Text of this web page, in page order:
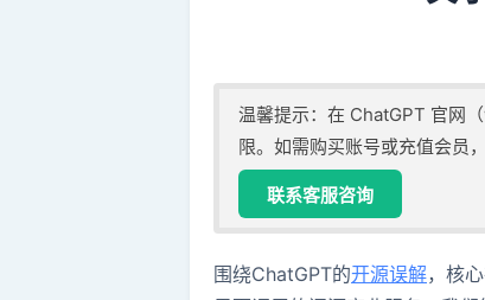
温馨提示：在 ChatGPT 官网
限。如需购买账号或充值会员
联系客服咨询
围绕ChatGPT的开源误解，核